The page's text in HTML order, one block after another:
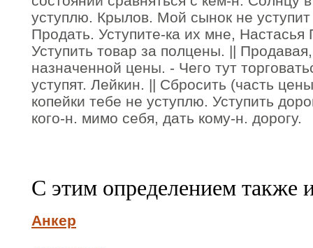
уступлю. Крылов. Мой сынок не
Продать. Уступите-ка их мне, Настасья
Уступить товар за полцены. ||
назначенной цены. - Чего тут
уступят. Лейкин. || Сбросить (часть
копейки тебе не уступлю. Уступить
кого-н. мимо себя, дать кому-н. дорогу.
С этим определением также
Анкер